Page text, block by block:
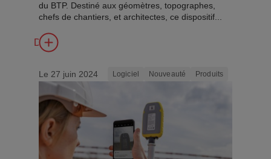
du BTP. Destiné aux géomètres, topographes,
chefs de chantiers, et architectes, ce dispositif...
Découvrir
Le 27 juin 2024 Logiciel Nouveauté Produits